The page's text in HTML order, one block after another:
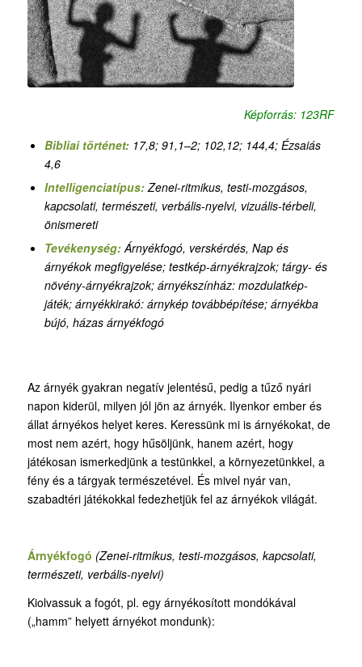
Képforrás: 123RF
Bibliai történet:17,8; 91,1–2; 102,12; 144,4; Ézsaiás
4,6
Intelligenciatípus: Zenei-ritmikus, testi-mozgásos,
kapcsolati, természeti, verbális-nyelvi, vizuális-térbeli,
önismereti
Tevékenység: Árnyékfogó, verskérdés, Nap és
árnyékok megfigyelése; testkép-árnyékrajzok; tárgy- és
növény-árnyékrajzok; árnyékszínház: mozdulatkép-
játék; árnyékkirakó: árnykép továbbépítése; árnyékba
bújó, házas árnyékfogó
Az árnyék gyakran negatív jelentésű, pedig a tűző nyári
napon kiderül, milyen jól jön az árnyék. Ilyenkor ember és
állat árnyékos helyet keres. Keressünk mi is árnyékokat, de
most nem azért, hogy hűsöljünk, hanem azért, hogy
játékosan ismerkedjünk a testünkkel, a környezetünkkel, a
fény és a tárgyak természetével. És mivel nyár van,
szabadtéri játékokkal fedezhetjük fel az árnyékok világát.
Árnyékfogó (Zenei-ritmikus, testi-mozgásos, kapcsolati,
természeti, verbális-nyelvi)
Kiolvassuk a fogót, pl. egy árnyékosított mondókával
(„hamm” helyett árnyékot mondunk):